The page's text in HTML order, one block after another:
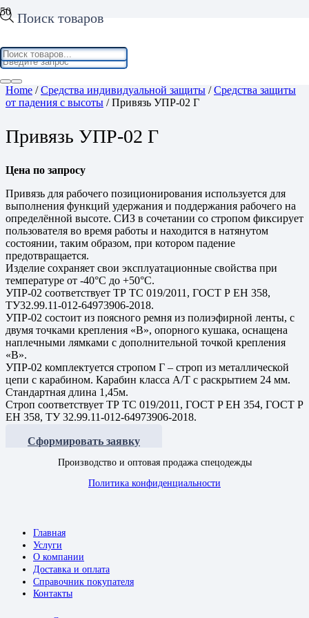
Поиск товаров
Home /Средства индивидуальной защиты /Средства защиты
от падения с высоты / Привязь УПР-02 Г
Привязь УПР-02 Г
Цена по запросу
Привязь для рабочего позиционирования используется для
выполнения функций удержания и поддержания рабочего на
определённой высоте. СИЗ в сочетании со стропом фиксирует
пользователя во время работы и находится в натянутом
состоянии, таким образом, при котором падение
предотвращается.
Изделие сохраняет свои эксплуатационные свойства при
температуре от -40°С до +50°С.
УПР-02 соответствует ТР ТС 019/2011, ГОСТ Р EН 358,
ТУ32.99.11-012-64973906-2018.
УПР-02 состоит из поясного ремня из полиэфирной ленты, с
двумя точками крепления «B», опорного кушака, оснащена
наплечными лямками с дополнительной точкой крепления
«В».
УПР-02 комплектуется стропом Г – строп из металлической
цепи с карабином. Карабин класса А/Т с раскрытием 24 мм.
Стандартная длина 1,45м.
Строп соответствует ТР ТС 019/2011, ГОСТ P ЕН 354, ГОСТ Р
ЕН 358, ТУ 32.99.11-012-64973906-2018.
Сформировать заявку
Производство и оптовая продажа спецодежды
Политика конфиденциальности
Главная
Услуги
О компании
Доставка и оплата
Справочник покупателя
Контакты